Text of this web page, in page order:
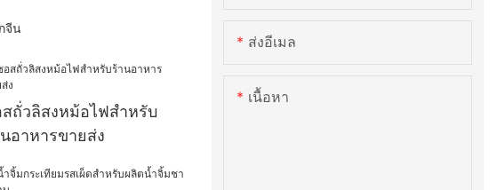
จีน
ถั่วลิสงหม้อไฟสำหรับ
อาหารขายส่ง
ส่งอีเมล
เนื้อหา